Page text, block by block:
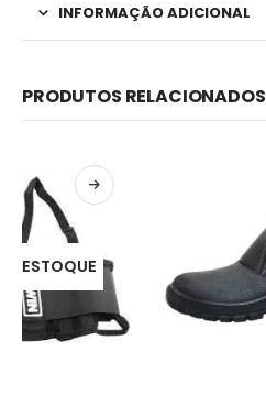
INFORMAÇÃO ADICIONAL
PRODUTOS RELACIONADOS